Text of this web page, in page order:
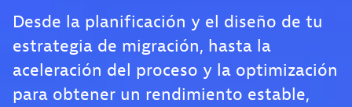
Desde la planificación y el diseño de tu
estrategia de migración, hasta la
aceleración del proceso y la optimización
para obtener un rendimiento estable,